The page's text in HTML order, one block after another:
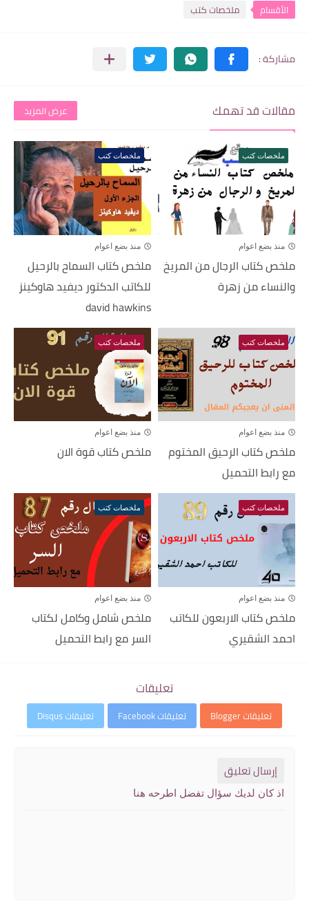
الأقسام ملخصات كتب
مقالات قد تهمك عرض المزيد
ملخصات كتب
منذ بضع اعوام
ملخص كتاب الرجال من المريخ
والنساء من زهرة
ملخصات كتب
منذ بضع اعوام
ملخص كتاب السماح بالرحيل
للكاتب الدكتور ديفيد هاوكينز
david hawkins
ملخصات كتب
منذ بضع اعوام
ملخص كتاب الرحيق المختوم
مع رابط التحميل
ملخصات كتب
منذ بضع اعوام
ملخص كتاب قوة الان
ملخصات كتب
منذ بضع اعوام
ملخص كتاب الاربعون للكاتب
احمد الشقيري
ملخصات كتب
منذ بضع اعوام
ملخص شامل وكامل لكتاب
السر مع رابط التحميل
تعليقات
تعليقات Blogger تعليقات Facebook تعليقات Disqus
إرسال تعليق
اذ كان لديك سؤال تفضل اطرحه هنا